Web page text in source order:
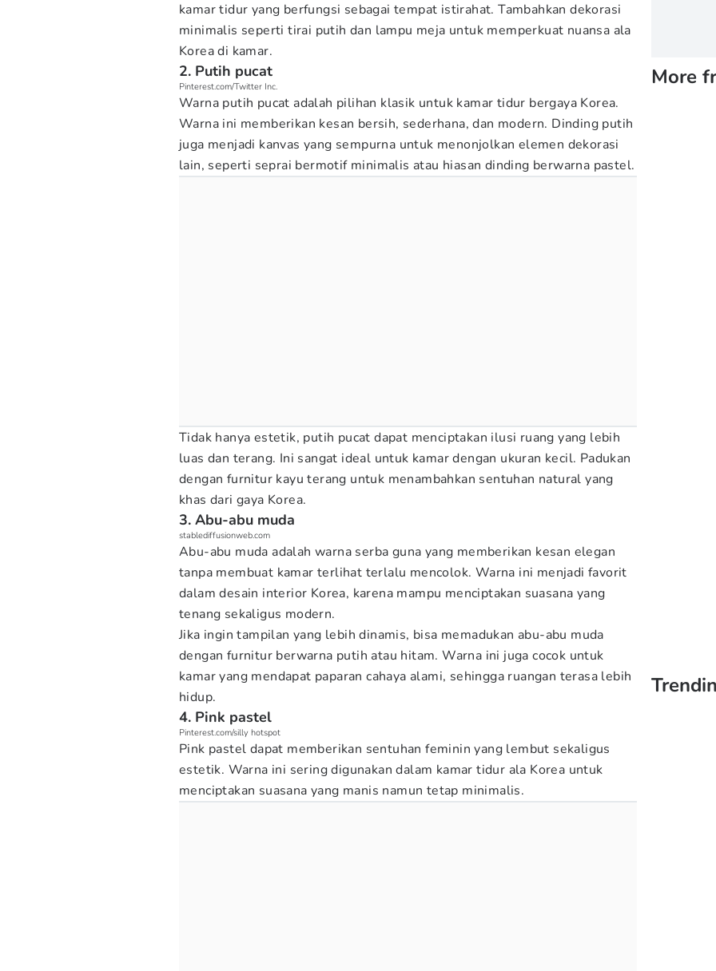
kamar tidur yang berfungsi sebagai tempat istirahat. Tambahkan dekorasi
minimalis seperti tirai putih dan lampu meja untuk memperkuat nuansa ala
Korea di kamar.
2. Putih pucat
Pinterest.com/Twitter Inc.
Warna putih pucat adalah pilihan klasik untuk kamar tidur bergaya Korea.
Warna ini memberikan kesan bersih, sederhana, dan modern. Dinding putih
juga menjadi kanvas yang sempurna untuk menonjolkan elemen dekorasi
lain, seperti seprai bermotif minimalis atau hiasan dinding berwarna pastel.
Tidak hanya estetik, putih pucat dapat menciptakan ilusi ruang yang lebih
luas dan terang. Ini sangat ideal untuk kamar dengan ukuran kecil. Padukan
dengan furnitur kayu terang untuk menambahkan sentuhan natural yang
khas dari gaya Korea.
3. Abu-abu muda
stablediffusionweb.com
Abu-abu muda adalah warna serba guna yang memberikan kesan elegan
tanpa membuat kamar terlihat terlalu mencolok. Warna ini menjadi favorit
dalam desain interior Korea, karena mampu menciptakan suasana yang
tenang sekaligus modern.
Jika ingin tampilan yang lebih dinamis, bisa memadukan abu-abu muda
dengan furnitur berwarna putih atau hitam. Warna ini juga cocok untuk
kamar yang mendapat paparan cahaya alami, sehingga ruangan terasa lebih
hidup.
4. Pink pastel
Pinterest.com/silly hotspot
Pink pastel dapat memberikan sentuhan feminin yang lembut sekaligus
estetik. Warna ini sering digunakan dalam kamar tidur ala Korea untuk
menciptakan suasana yang manis namun tetap minimalis.
More